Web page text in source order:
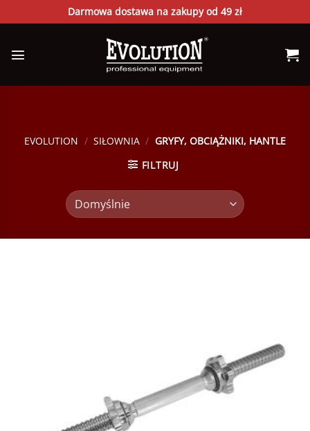
to
Darmowa dostawa na zakupy od 49 zł
EVOLUTION / SIŁOWNIA / GRYFY, OBCIĄŻNIKI, HANTLE
FILTRUJ